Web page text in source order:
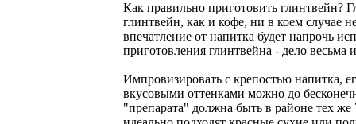
Как правильно приготовить глинтвейн?
глинтвейн, как и кофе, ни в коем случае
впечатление от напитка будет напрочь
приготовления глинтвейна - дело весьма
Импровизировать с крепостью напитка,
вкусовыми оттенками можно до
"препарата" должна быть в районе тех же